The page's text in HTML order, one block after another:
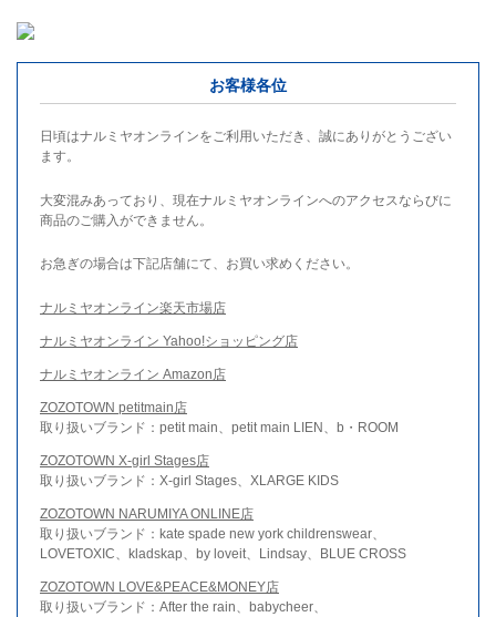
お客様各位
日頃はナルミヤオンラインをご利用いただき、誠にありがとうござい
ます。
大変混みあっており、現在ナルミヤオンラインへのアクセスならびに
商品のご購入ができません。
お急ぎの場合は下記店舗にて、お買い求めください。
ナルミヤオンライン楽天市場店
ナルミヤオンライン Yahoo!ショッピング店
ナルミヤオンライン Amazon店
ZOZOTOWN petitmain店
取り扱いブランド：petit main、petit main LIEN、b・ROOM
ZOZOTOWN X-girl Stages店
取り扱いブランド：X-girl Stages、XLARGE KIDS
ZOZOTOWN NARUMIYA ONLINE店
取り扱いブランド：kate spade new york childrenswear、
LOVETOXIC、kladskap、by loveit、Lindsay、BLUE CROSS
ZOZOTOWN LOVE&PEACE&MONEY店
取り扱いブランド：After the rain、babycheer、